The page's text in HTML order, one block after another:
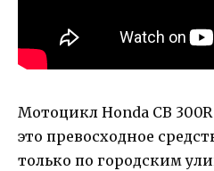
Мотоцикл Honda CB 300R
это превосходное
только по городским